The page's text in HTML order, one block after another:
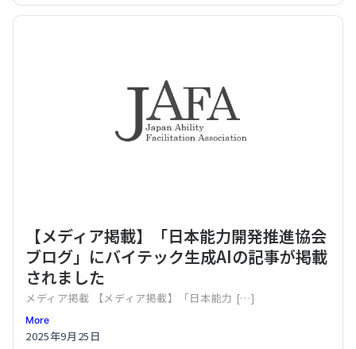
【メディア掲載】「日本能力開発推進協会
ブログ」にバイテック生成AIの記事が掲載
されました
メディア掲載 【メディア掲載】「日本能力 […]
More
2025年9月25日